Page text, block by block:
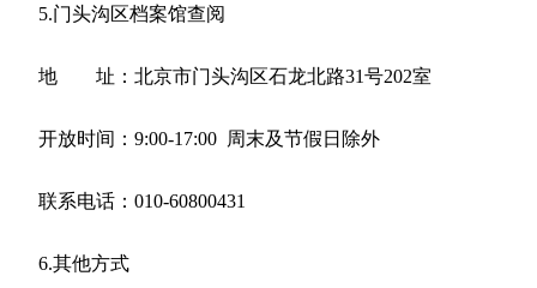
5.门头沟区档案馆查阅
地 址：北京市门头沟区石龙北路31号202室
开放时间：9:00-17:00 周末及节假日除外
联系电话：010-60800431
6.其他方式